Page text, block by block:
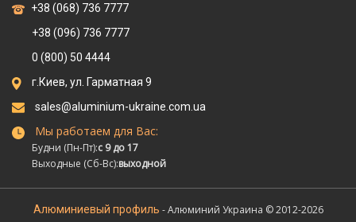
+38 (068) 736 7777
+38 (096) 736 7777
0 (800) 50 4444
г.Киев, ул. Гарматная 9
sales@aluminium-ukraine.com.ua
Мы работаем для Вас:
Будни (Пн-Пт):с 9 до 17
Выходные (Сб-Вс):выходной
Алюминиевый профиль - Алюминий Украина © 2012-2026